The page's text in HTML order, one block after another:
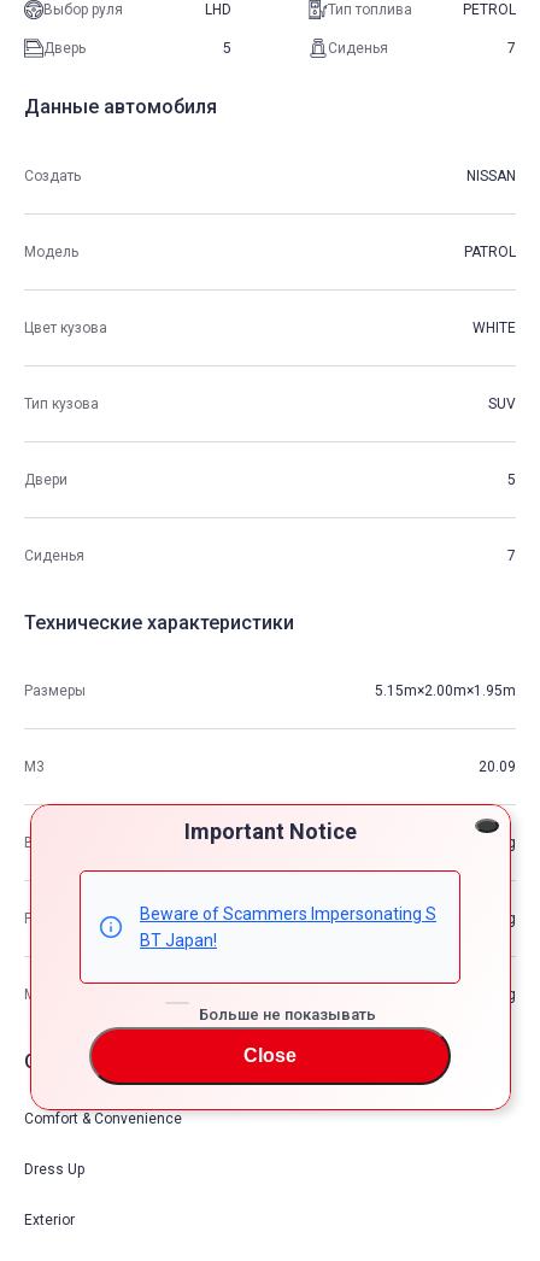
Important Notice
Beware of Scammers Impersonating S
BT Japan!
Больше не показывать
Close
Выбор руля LHD Тип топлива PETROL
Дверь 5 Сиденья 7
Данные автомобиля
Создать NISSAN
Модель PATROL
Цвет кузова WHITE
Тип кузова SUV
Двери 5
Сиденья 7
Технические характеристики
Размеры 5.15m×2.00m×1.95m
М3 20.09
Вес автомобиля —kg
Разрешенная максимальная масса транспортного средства —kg
Максимальная грузоподъемность —kg
Опции автомобия
Comfort & Convenience
Dress Up
Exterior